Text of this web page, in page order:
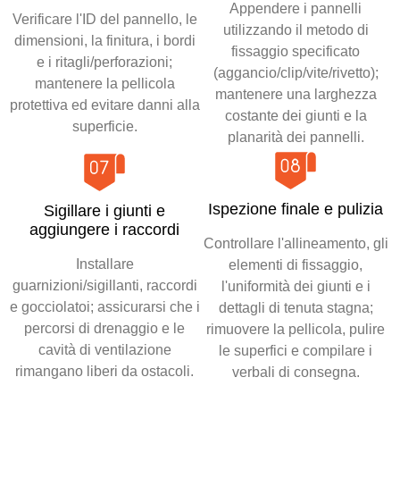
Verificare l'ID del pannello, le
dimensioni, la finitura, i bordi
e i ritagli/perforazioni;
mantenere la pellicola
protettiva ed evitare danni alla
superficie.
Appendere i pannelli
utilizzando il metodo di
fissaggio specificato
(aggancio/clip/vite/rivetto);
mantenere una larghezza
costante dei giunti e la
planarità dei pannelli.
Sigillare i giunti e
aggiungere i raccordi
Installare
guarnizioni/sigillanti, raccordi
e gocciolatoi; assicurarsi che i
percorsi di drenaggio e le
cavità di ventilazione
rimangano liberi da ostacoli.
Ispezione finale e pulizia
Controllare l'allineamento, gli
elementi di fissaggio,
l'uniformità dei giunti e i
dettagli di tenuta stagna;
rimuovere la pellicola, pulire
le superfici e compilare i
verbali di consegna.